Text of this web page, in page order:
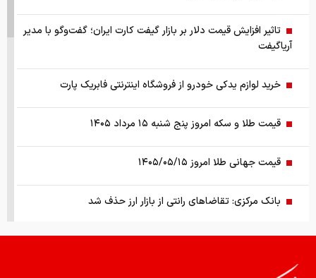
تاثیر افزایش قیمت دلار بر بازار گیفت کارت ایران؛ گفت‌وگو با مدیر
آریاگیفت
خرید لوازم یدکی خودرو از فروشگاه اینترنتی فابریک پارت
قیمت طلا و سکه امروز پنج شنبه ۱۵ مرداد ۱۴۰۵
قیمت جهانی طلا امروز ۱۴۰۵/۰۵/۱۵
بانک مرکزی: تقاضا‌های رانتی از بازار ارز حذف شد
کالابرگ سه دهک مشمول شارژ شد